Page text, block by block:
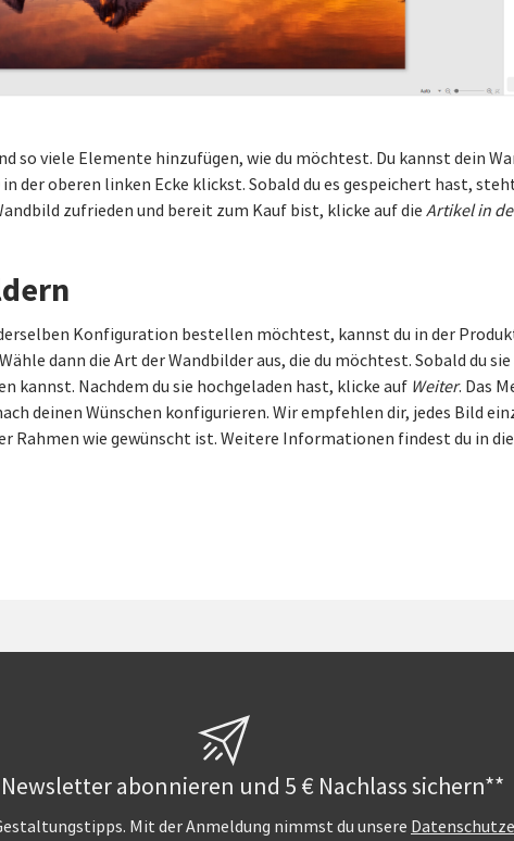
so viele Elemente hinzufügen, wie du möchtest. Du kannst dein
in der oberen linken Ecke klickst. Sobald du es gespeichert hast,
zufrieden und bereit zum Kauf bist, klicke auf die Artikel in
Konfiguration bestellen möchtest, kannst du in der
dann die Art der Wandbilder aus, die du möchtest. Sobald du
kannst. Nachdem du sie hochgeladen hast, klicke auf Weiter. Das
deinen Wünschen konfigurieren. Wir empfehlen dir, jedes Bild
Rahmen wie gewünscht ist. Weitere Informationen findest du in
abonnieren und 5 € Nachlass sichern**
Mit der Anmeldung nimmst du unsere